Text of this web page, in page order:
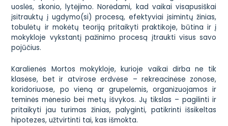
uoslės, skonio, lytėjimo. Norėdami, kad vaikai visapusiškai
įsitrauktų į ugdymo(si) procesą, efektyviai įsimintų žinias,
tobulėtų ir mokėtų teoriją pritaikyti praktikoje, būtina ir į
mokykloje vykstantį pažinimo procesą įtraukti visus savo
pojūčius.
Karalienės Mortos mokykloje, kurioje vaikai dirba ne tik
klasėse, bet ir atvirose erdvėse – rekreacinėse zonose,
koridoriuose, po vieną ar grupelėmis, organizuojamos ir
teminės mėnesio bei metų išvykos. Jų tikslas – pagilinti ir
pritaikyti jau turimas žinias, palyginti, patikrinti išsikeltas
hipotezes, užtvirtinti tai, kas išmokta.